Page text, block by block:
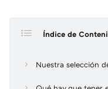
Índice de
Nuestra selección